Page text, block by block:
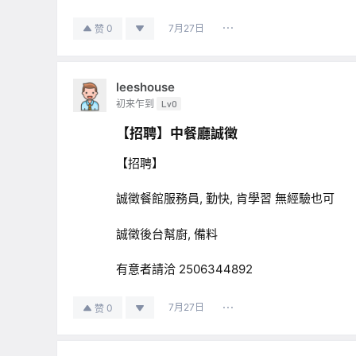
赞 0 7月27日
leeshouse
初来乍到 Lv0
【招聘】中餐廳誠徵
【招聘】
誠徵餐館服務員, 勤快, 肯學習 無經驗也可
誠徵後台幫廚, 備料
有意者請洽 2506344892
赞 0 7月27日